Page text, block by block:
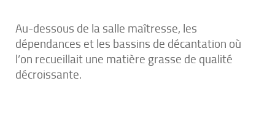
Au-dessous de la salle maîtresse, les
dépendances et les bassins de décantation où
l’on recueillait une matière grasse de qualité
décroissante.